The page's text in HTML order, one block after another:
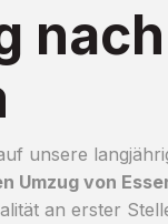
nach
unsere
Umzug von
an erster